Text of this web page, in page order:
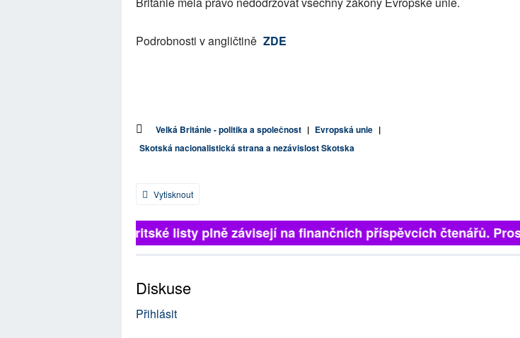
Podrobnosti v angličtině ZDE
Velká Británie - politika a společnost | Evropská unie |
Skotská nacionalistická strana a nezávislost Skotska
Vytisknout
Britské listy plně závisejí na finančních příspěvcích čtenářů.
Diskuse
Přihlásit